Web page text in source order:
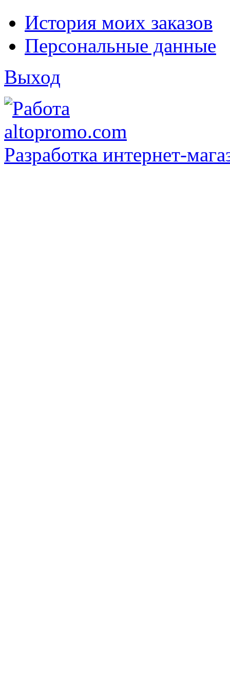
История моих заказов
Персональные данные
Выход
Разработка интернет-